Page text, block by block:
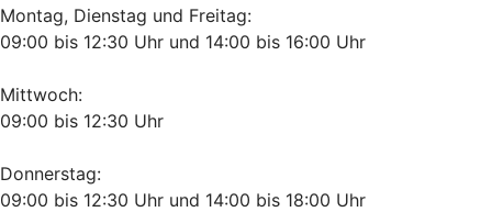
Montag, Dienstag und Freitag:
09:00 bis 12:30 Uhr und 14:00 bis 16:00 Uhr
Mittwoch:
09:00 bis 12:30 Uhr
Donnerstag:
09:00 bis 12:30 Uhr und 14:00 bis 18:00 Uhr